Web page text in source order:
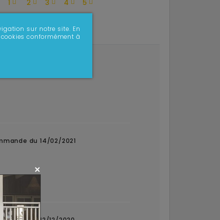
sur notre site. En
conformément à
1
2
3
4 5
du 14/02/2021